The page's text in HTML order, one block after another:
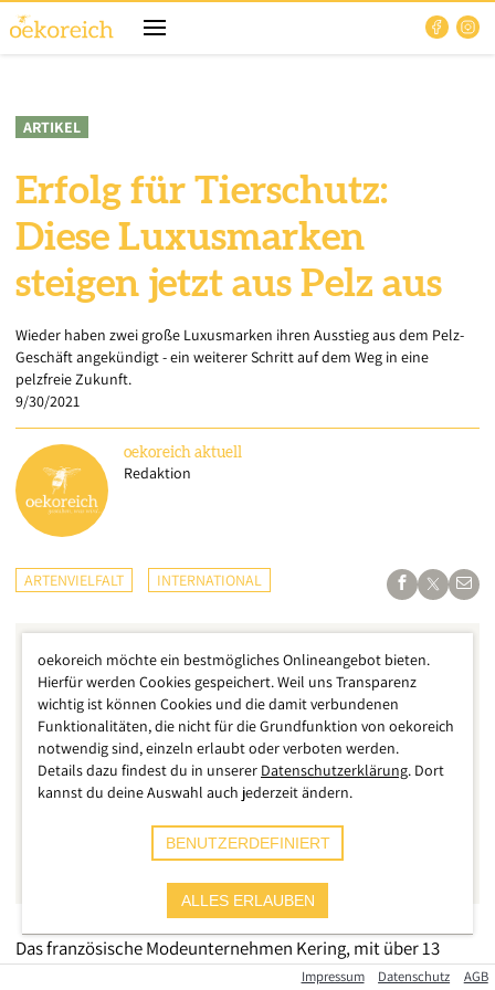
ARTIKEL
Erfolg für Tierschutz:
Diese Luxusmarken
steigen jetzt aus Pelz aus
Wieder haben zwei große Luxusmarken ihren Ausstieg aus dem Pelz-
Geschäft angekündigt - ein weiterer Schritt auf dem Weg in eine
pelzfreie Zukunft.
9/30/2021
oekoreich aktuell
Redaktion
ARTENVIELFALT INTERNATIONAL
Das französische Modeunternehmen Kering, mit über 13
Milliarden Dollar Jahresumsatz ein gewichtiger Player in der
Impressum Datenschutz AGB
oekoreich möchte ein bestmögliches Onlineangebot bieten.
Hierfür werden Cookies gespeichert. Weil uns Transparenz
wichtig ist können Cookies und die damit verbundenen
Funktionalitäten, die nicht für die Grundfunktion von oekoreich
notwendig sind, einzeln erlaubt oder verboten werden.
Details dazu findest du in unserer Datenschutzerklärung. Dort
kannst du deine Auswahl auch jederzeit ändern.
BENUTZERDEFINIERT
ALLES ERLAUBEN